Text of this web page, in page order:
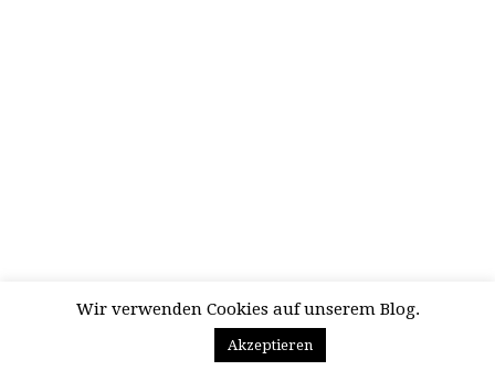
Wir verwenden Cookies auf unserem Blog.
Akzeptieren